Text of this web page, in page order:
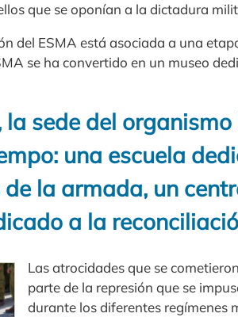
que se oponían a la dictadura
del ESMA está asociada a una
se ha convertido en un museo
la sede del
una escuela
la armada, un
a la
Las atrocidades que se
parte de la represión que se
durante los diferentes regímenes